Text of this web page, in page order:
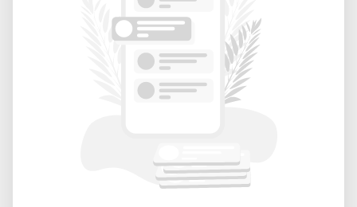
Windows 7 e superior.
Impressão Autônoma: Oferece
conectividade USB e cartão SD para
operação independente sem a
necessidade de um computador.
Dimensões da Máquina: 510 mm (C) x